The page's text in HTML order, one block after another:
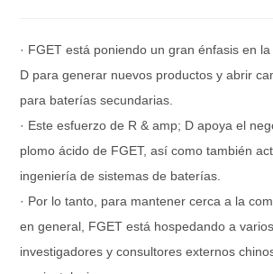
· FGET está poniendo un gran énfasis en
D para generar nuevos productos y abrir
para baterías secundarias.
· Este esfuerzo de R & amp; D apoya el
plomo ácido de FGET, así como también
ingeniería de sistemas de baterías.
· Por lo tanto, para mantener cerca a la
en general, FGET está hospedando a
investigadores y consultores externos